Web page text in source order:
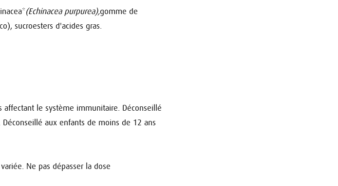
(Echinacea purpurea),gomme de
sucroesters d'acides gras.
le système immunitaire. Déconseillé
aux enfants de moins de 12 ans
Ne pas dépasser la dose